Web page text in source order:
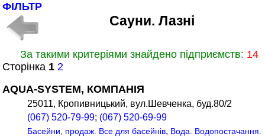
ФІЛЬТР
Сауни. Лазні
За такими критеріями знайдено підприємств: 14
Сторінка 12
AQUA-SYSTEM, КОМПАНІЯ
25011, Кропивницький, вул.Шевченка, буд.80/2
(067) 520-79-99; (067) 520-69-99
Басейни, продаж. Все для басейнів, Вода. Водопостачання.